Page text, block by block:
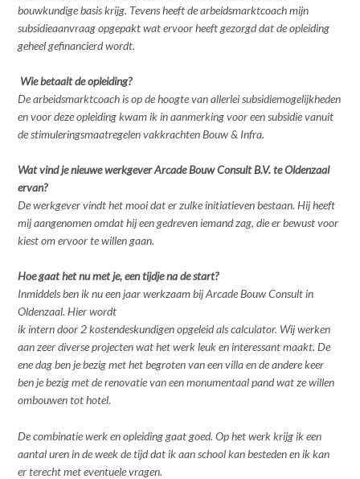
bouwkundige basis krijg. Tevens heeft de arbeidsmarktcoach mijn
subsidieaanvraag opgepakt wat ervoor heeft gezorgd dat de opleiding
geheel gefinancierd wordt.
Wie betaalt de opleiding?
De arbeidsmarktcoach is op de hoogte van allerlei subsidiemogelijkheden
en voor deze opleiding kwam ik in aanmerking voor een subsidie vanuit
de stimuleringsmaatregelen vakkrachten Bouw & Infra.
Wat vind je nieuwe werkgever Arcade Bouw Consult B.V. te Oldenzaal
ervan?
De werkgever vindt het mooi dat er zulke initiatieven bestaan. Hij heeft
mij aangenomen omdat hij een gedreven iemand zag, die er bewust voor
kiest om ervoor te willen gaan.
Hoe gaat het nu met je, een tijdje na de start?
Inmiddels ben ik nu een jaar werkzaam bij Arcade Bouw Consult in
Oldenzaal. Hier wordt
ik intern door 2 kostendeskundigen opgeleid als calculator. Wij werken
aan zeer diverse projecten wat het werk leuk en interessant maakt. De
ene dag ben je bezig met het begroten van een villa en de andere keer
ben je bezig met de renovatie van een monumentaal pand wat ze willen
ombouwen tot hotel.
De combinatie werk en opleiding gaat goed. Op het werk krijg ik een
aantal uren in de week de tijd dat ik aan school kan besteden en ik kan
er terecht met eventuele vragen.